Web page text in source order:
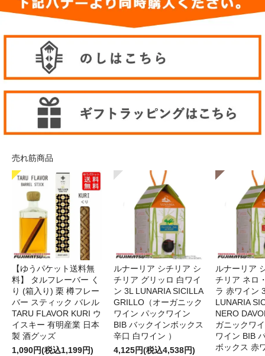
売れ筋商品
【ゆうパケット送料無
料】 タルフレーバー く
り (箱入り) 栗 樽フレー
バー スティック バレル
TARU FLAVOR KURI ウ
イスキー 有明産業 日本
製 酒グッズ
1,090円(税込1,199円)
ルナーリア シチリア シ
チリア グリッロ 白ワイ
ン 3L LUNARIA SICILLA
GRILLO（オーガニック
ワイン パックワイン
BIB バックインボックス
辛口 白ワイン ）
4,125円(税込4,538円)
ルナーリア
チリア ネロ
ラ 赤ワイ
LUNARIA
NERO
ガニックワ
ワイン BIB
ボックス 赤